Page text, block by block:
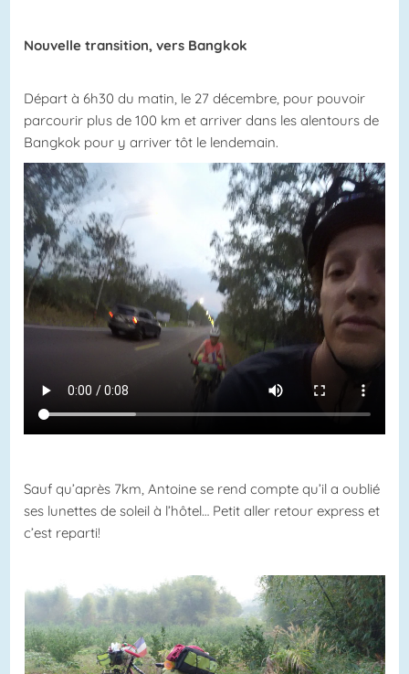
Nouvelle transition, vers Bangkok
Départ à 6h30 du matin, le 27 décembre, pour pouvoir
parcourir plus de 100 km et arriver dans les alentours de
Bangkok pour y arriver tôt le lendemain.
Sauf qu’après 7km, Antoine se rend compte qu’il a oublié
ses lunettes de soleil à l’hôtel… Petit aller retour express et
c’est reparti!